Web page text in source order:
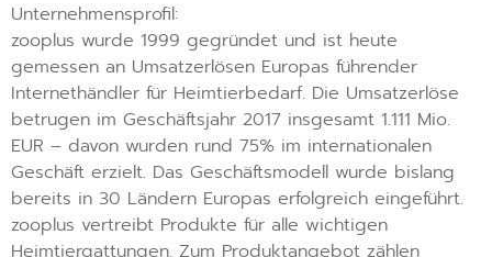
Unternehmensprofil:
zooplus wurde 1999 gegründet und ist heute
gemessen an Umsatzerlösen Europas führender
Internethändler für Heimtierbedarf. Die Umsatzerlöse
betrugen im Geschäftsjahr 2017 insgesamt 1.111 Mio.
EUR – davon wurden rund 75% im internationalen
Geschäft erzielt. Das Geschäftsmodell wurde bislang
bereits in 30 Ländern Europas erfolgreich eingeführt.
zooplus vertreibt Produkte für alle wichtigen
Heimtiergattungen. Zum Produktangebot zählen